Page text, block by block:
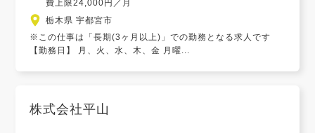
費上限24,000円／月
栃木県 宇都宮市
※この仕事は「長期(3ヶ月以上)」での勤務となる求人です
【勤務日】 月、火、水、木、金 月曜...
株式会社平山